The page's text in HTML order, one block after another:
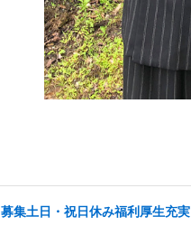
集土日・祝日休み福利厚生充実